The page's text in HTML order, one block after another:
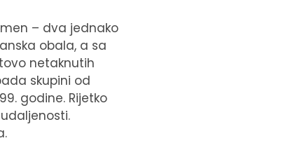
– dva jednako
obala, a sa
netaknutih
skupini od
godine. Rijetko